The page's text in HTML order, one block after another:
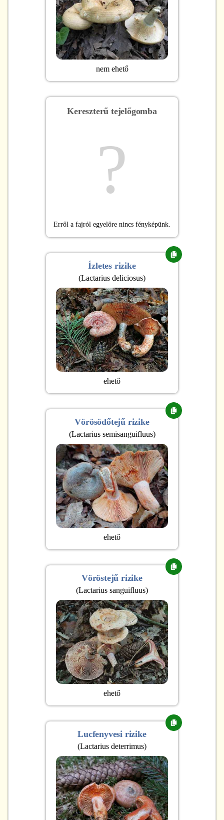
nem ehető
Kereszterű tejelőgomba
?
Erről a fajról egyelőre nincs fényképünk.
Ízletes rizike
(Lactarius deliciosus)
ehető
Vörösödőtejű rizike
(Lactarius semisanguifluus)
ehető
Vöröstejű rizike
(Lactarius sanguifluus)
ehető
Lucfenyvesi rizike
(Lactarius deterrimus)